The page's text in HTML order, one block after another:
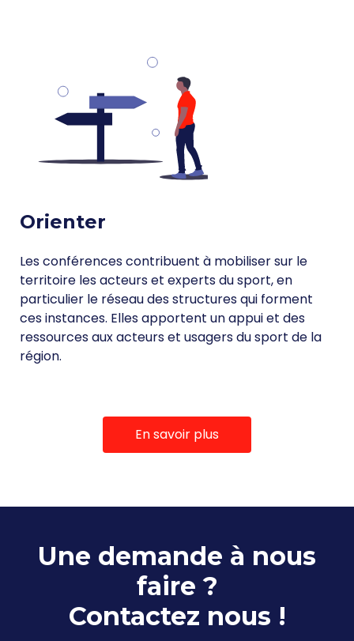
Orienter
Les conférences contribuent à mobiliser sur le
territoire les acteurs et experts du sport, en
particulier le réseau des structures qui forment
ces instances. Elles apportent un appui et des
ressources aux acteurs et usagers du sport de la
région.
En savoir plus
Une demande à nous
faire ?
Contactez nous !